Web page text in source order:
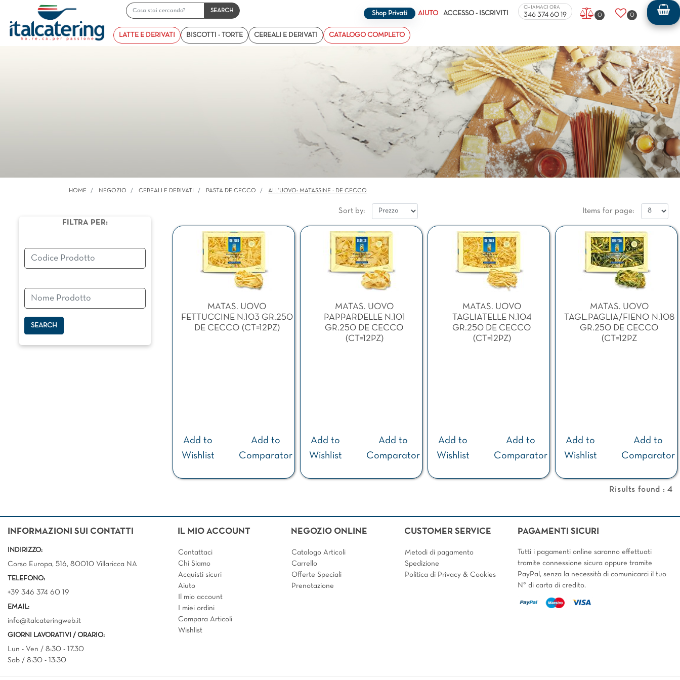
Changing a filter automatically updates the other available filters.
Shop Privati AIUTO ACCESSO - ISCRIVITI
CHIAMACI ORA
346 374 60 19 0 0
LATTE E DERIVATI BISCOTTI - TORTE CEREALI E DERIVATI CATALOGO COMPLETO
HOME NEGOZIO CEREALI E DERIVATI PASTA DE CECCO ALL'UOVO: MATASSINE - DE CECCO
FILTRA PER:
Changing a filter automatically updates the other available filters.
Sort by: Items for page:
MATAS. UOVO
FETTUCCINE N.103 GR.250
DE CECCO (CT=12PZ)
Add to
Wishlist
Add to
Comparator
MATAS. UOVO
PAPPARDELLE N.101
GR.250 DE CECCO
(CT=12PZ)
Add to
Wishlist
Add to
Comparator
MATAS. UOVO
TAGLIATELLE N.104
GR.250 DE CECCO
(CT=12PZ)
Add to
Wishlist
Add to
Comparator
MATAS. UOVO
TAGL.PAGLIA/FIENO N.108
GR.250 DE CECCO
(CT=12PZ
Add to
Wishlist
Add to
Comparator
Risults found : 4
INFORMAZIONI SUI CONTATTI
INDIRIZZO:
Corso Europa, 516, 80010 Villaricca NA
TELEFONO:
+39 346 374 60 19
EMAIL:
info@italcateringweb.it
GIORNI LAVORATIVI / ORARIO:
Lun - Ven / 8:30 - 17.30
Sab / 8:30 - 13:30
IL MIO ACCOUNT
Contattaci
Chi Siamo
Acquisti sicuri
Aiuto
Il mio account
I miei ordini
Compara Articoli
Wishlist
NEGOZIO ONLINE
Catalogo Articoli
Carrello
Offerte Speciali
Prenotazione
CUSTOMER SERVICE
Metodi di pagamento
Spedizione
Politica di Privacy & Cookies
PAGAMENTI SICURI
Tutti i pagamenti online saranno effettuati
tramite connessione sicura oppure tramite
PayPal, senza la necessità di comunicarci il tuo
N° di carta di credito.